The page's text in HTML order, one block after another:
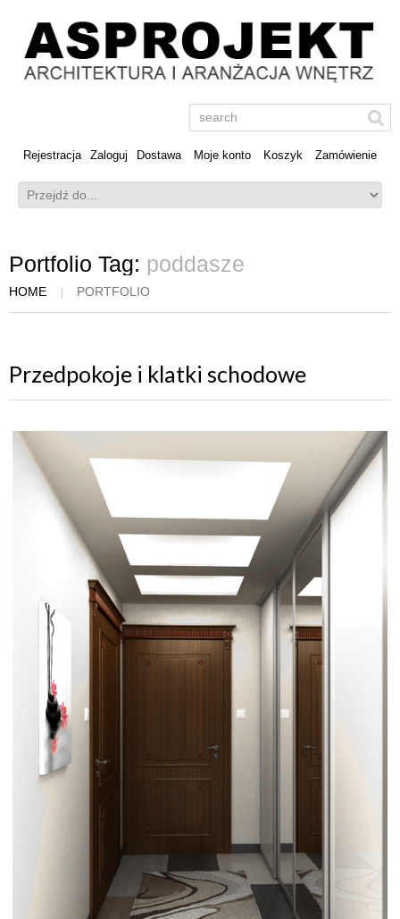
Rejestracja Zaloguj Dostawa Moje konto Koszyk Zamówienie
Portfolio Tag: poddasze
HOME PORTFOLIO
Przedpokoje i klatki schodowe